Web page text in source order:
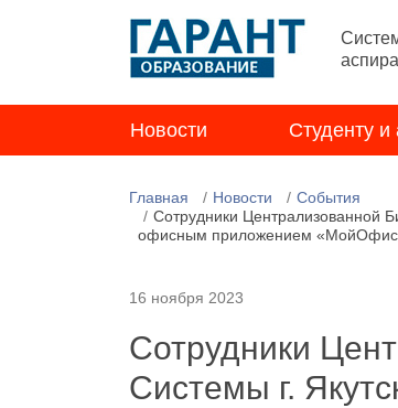
Новости Студенту и
Главная Новости
События
Сотрудники Централизованной
офисным приложением «МойОфис
16 ноября 2023
Сотрудники
Системы г.